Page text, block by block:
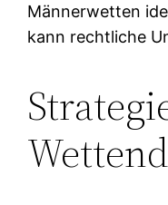
Männerwetten
kann rechtliche